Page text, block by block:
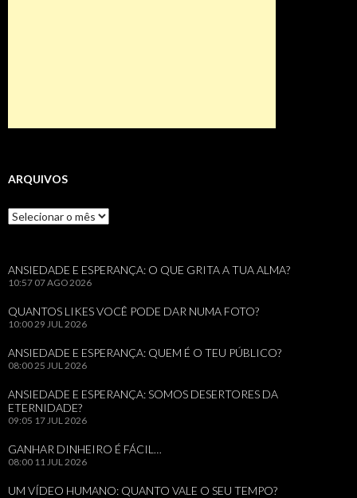
ARQUIVOS
Arquivos
ANSIEDADE E ESPERANÇA: O QUE GRITA A TUA ALMA?
10:57 07 AGO 2026
QUANTOS LIKES VOCÊ PODE DAR NUMA FOTO?
10:0029 JUL 2026
ANSIEDADE E ESPERANÇA: QUEM É O TEU PÚBLICO?
08:0025 JUL 2026
ANSIEDADE E ESPERANÇA: SOMOS DESERTORES DA
ETERNIDADE?
09:05 17 JUL 2026
GANHAR DINHEIRO É FÁCIL…
08:00 11 JUL 2026
UM VÍDEO HUMANO: QUANTO VALE O SEU TEMPO?